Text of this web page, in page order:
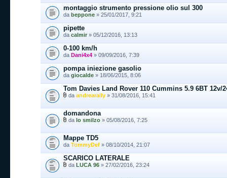
montaggio strumento pressione olio sul 300
da beppone » 25/01/2017, 9:21
pipette
da calmir » 05/12/2016, 13:13
0-100 km/h
da Dani4x4 » 09/09/2016, 7:39
pompa iniezione gasolio
da giocalde » 18/06/2015, 8:06
Tom Davies Land Rover 110 Cummins 5.9 6BT 12v/
da andrearally » 31/08/2016, 15:41
domandona
da lo smilzo » 05/08/2016, 7:25
Mappe TD5
da TommyDef » 08/10/2014, 21:07
SCARICO LATERALE
da LUCA 96 » 27/02/2016, 23:24